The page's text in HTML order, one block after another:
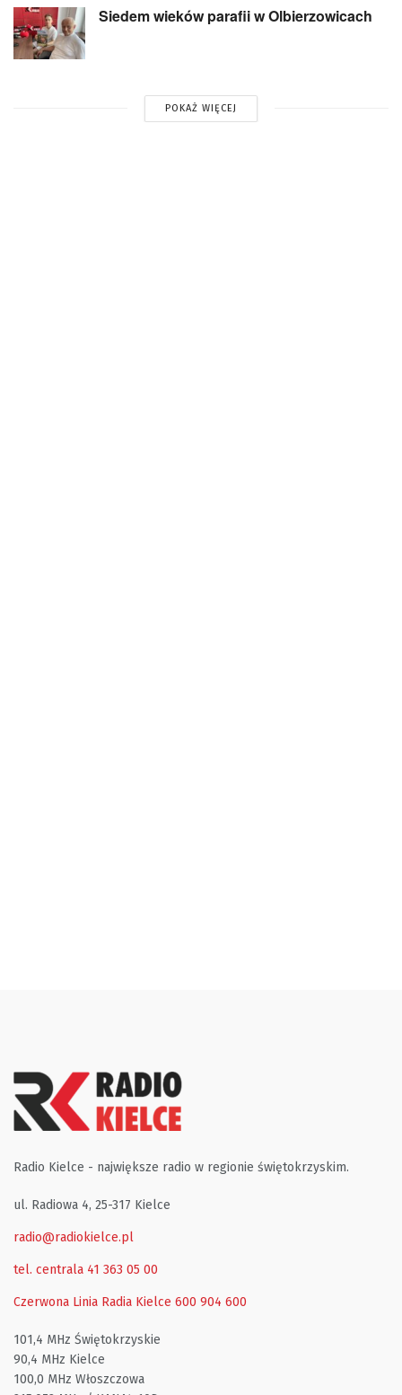
Siedem wieków parafii w Olbierzowicach
POKAŻ WIĘCEJ
Radio Kielce - największe radio w regionie świętokrzyskim.
ul. Radiowa 4, 25-317 Kielce
radio@radiokielce.pl
tel. centrala 41 363 05 00
Czerwona Linia Radia Kielce 600 904 600
101,4 MHz Świętokrzyskie
90,4 MHz Kielce
100,0 MHz Włoszczowa